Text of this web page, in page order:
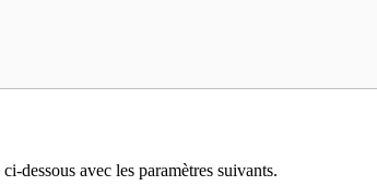
dessous avec les paramètres suivants.